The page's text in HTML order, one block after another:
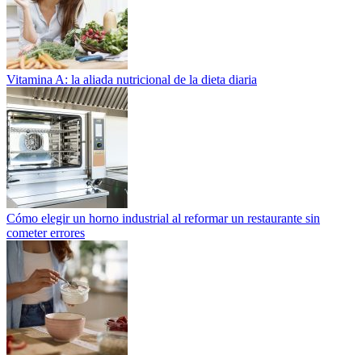
Vitamina A: la aliada nutricional de la dieta diaria
Cómo elegir un horno industrial al reformar un restaurante sin
cometer errores